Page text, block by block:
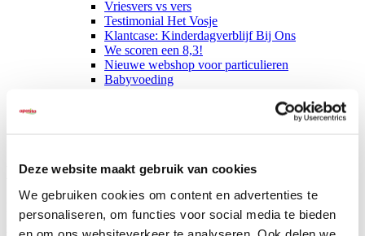
Deze website maakt gebruik van cookies
We gebruiken cookies om content en advertenties te
personaliseren, om functies voor social media te bieden
en om ons websiteverkeer te analyseren. Ook delen we
Vriesvers vs vers
Testimonial Het Vosje
Klantcase: Kinderdagverblijf Bij Ons
We scoren een 8,3!
Nieuwe webshop voor particulieren
Babyvoeding
Kauw- en slikproblemen bij Huntington
Huntington is een ziekte die bepaalde delen van de hersenen aantast.
Zij uit zich onder andere in onwillekeurige (choreatische)